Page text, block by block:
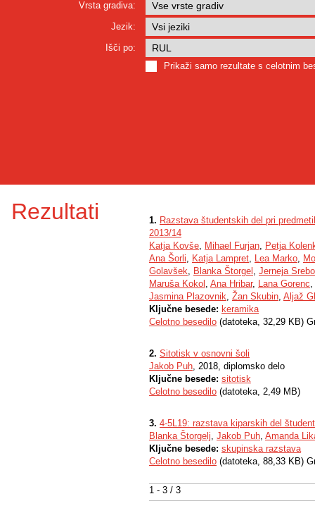
Vrsta gradiva:
Jezik:
Išči po:
Prikaži samo rezultate s celotnim
Rezultati
1 - 3 / 3
1. Razstava študentskih del pri
2013/14
Katja Kovše, Mihael Furjan, Petja
Ana Šorli, Katja Lampret, Lea Marko,
Golavšek, Blanka Štorgel , Jerneja
Maruša Kokol , Ana Hribar, Lana Gorenc,
Jasmina Plazovnik, Žan Skubin, Aljaž
Ključne besede: keramika
Celotno besedilo (datoteka, 32,29 KB)
2. Sitotisk v osnovni šoli
Jakob Puh, 2018, diplomsko delo
Ključne besede: sitotisk
Celotno besedilo (datoteka, 2,49 MB)
3. 4-5L19: razstava kiparskih del
Blanka Štorgelj, Jakob Puh, Amanda
Ključne besede: skupinska razstava
Celotno besedilo (datoteka, 88,33 KB)